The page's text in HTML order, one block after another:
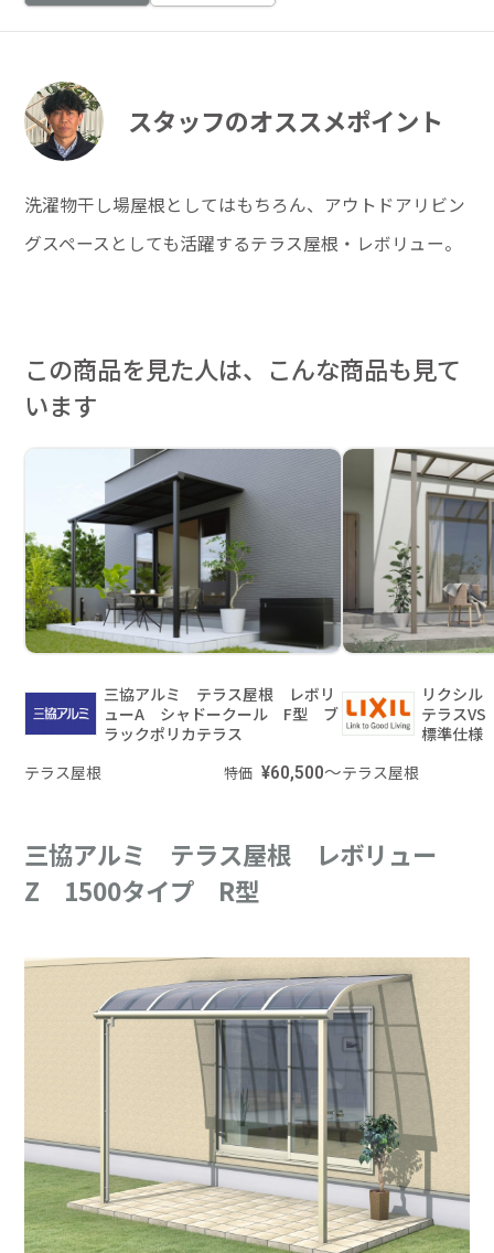
スタッフのオススメポイント
洗濯物干し場屋根としてはもちろん、アウトドアリビン
グスペースとしても活躍するテラス屋根・レボリュー。
この商品を見た人は、こんな商品も見て
います
三協アルミ テラス屋根 レボリ
ューA シャドークール F型 ブ
ラックポリカテラス
テラス屋根
特価 ¥60,500～
リクシ
テラス
標準仕様
テラス屋根
三協アルミ テラス屋根 レボリュー
Z 1500タイプ R型